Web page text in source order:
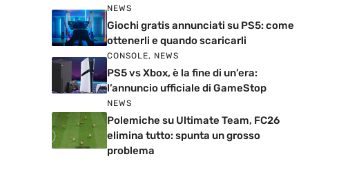
NEWS
Giochi gratis annunciati su PS5: come
ottenerli e quando scaricarli
CONSOLE, NEWS
PS5 vs Xbox, è la fine di un’era:
l’annuncio ufficiale di GameStop
NEWS
Polemiche su Ultimate Team, FC26
elimina tutto: spunta un grosso
problema